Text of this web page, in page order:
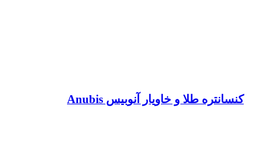
کنسانتره طلا و خاویار آنوبیس Anubis